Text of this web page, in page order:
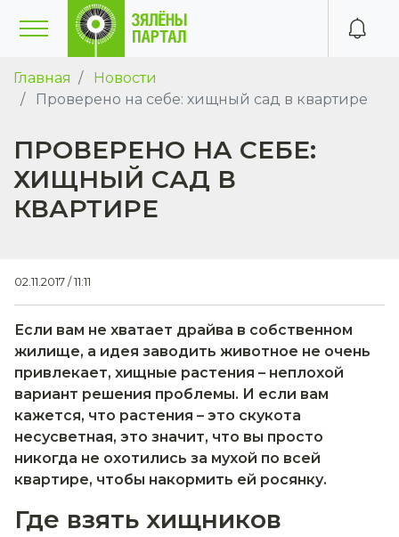
Главная
Новости
Проверено на себе: хищный сад в квартире
ПРОВЕРЕНО НА СЕБЕ:
ХИЩНЫЙ САД В
КВАРТИРЕ
02.11.2017 / 11:11
Если вам не хватает драйва в собственном
жилище, а идея заводить животное не очень
привлекает, хищные растения – неплохой
вариант решения проблемы. И если вам
кажется, что растения – это скукота
несусветная, это значит, что вы просто
никогда не охотились за мухой по всей
квартире, чтобы накормить ей росянку.
Где взять хищников